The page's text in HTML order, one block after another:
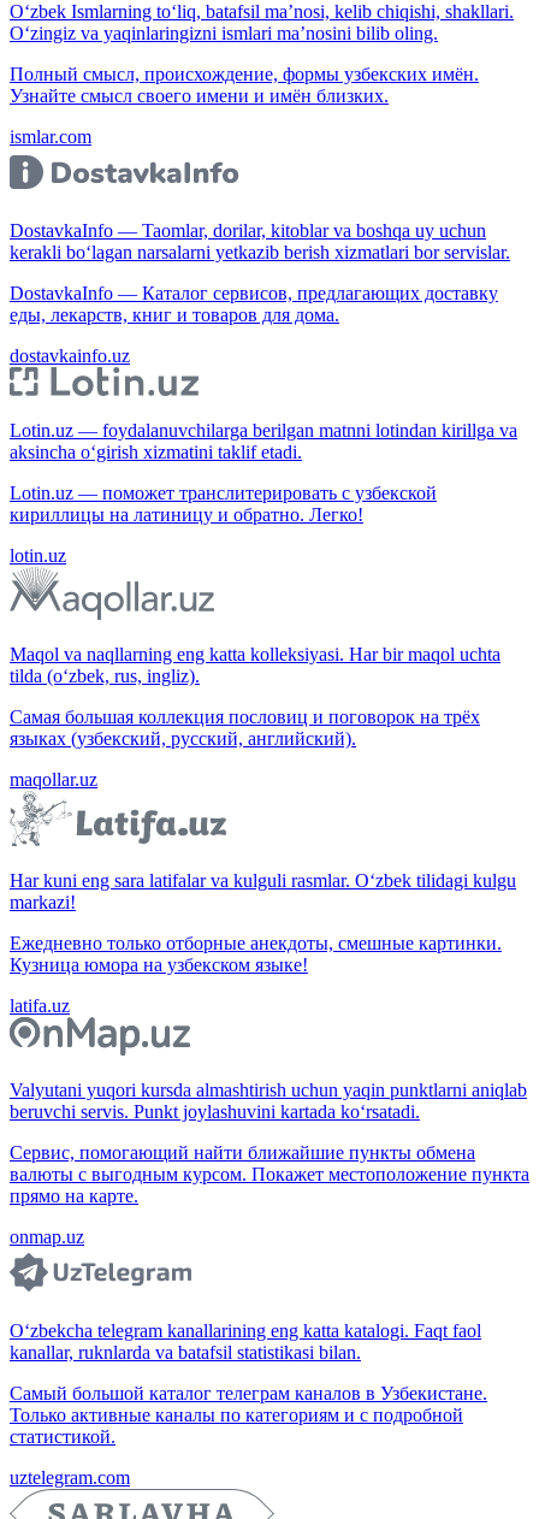
O‘zbek Ismlarning to‘liq, batafsil ma’nosi, kelib chiqishi, shakllari.
O‘zingiz va yaqinlaringizni ismlari ma’nosini bilib oling.
Полный смысл, происхождение, формы узбекских имён.
Узнайте смысл своего имени и имён близких.
ismlar.com
DostavkaInfo — Taomlar, dorilar, kitoblar va boshqa uy uchun
kerakli bo‘lagan narsalarni yetkazib berish xizmatlari bor servislar.
DostavkaInfo — Каталог сервисов, предлагающих доставку
еды, лекарств, книг и товаров для дома.
dostavkainfo.uz
Lotin.uz — foydalanuvchilarga berilgan matnni lotindan kirillga va
aksincha o‘girish xizmatini taklif etadi.
Lotin.uz — поможет транслитерировать с узбекской
кириллицы на латиницу и обратно. Легко!
lotin.uz
Maqol va naqllarning eng katta kolleksiyasi. Har bir maqol uchta
tilda (o‘zbek, rus, ingliz).
Самая большая коллекция пословиц и поговорок на трёх
языках (узбекский, русский, английский).
maqollar.uz
Har kuni eng sara latifalar va kulguli rasmlar. O‘zbek tilidagi kulgu
markazi!
Ежедневно только отборные анекдоты, смешные картинки.
Кузница юмора на узбекском языке!
latifa.uz
Valyutani yuqori kursda almashtirish uchun yaqin punktlarni aniqlab
beruvchi servis. Punkt joylashuvini kartada ko‘rsatadi.
Сервис, помогающий найти ближайшие пункты обмена
валюты с выгодным курсом. Покажет местоположение пункта
прямо на карте.
onmap.uz
O‘zbekcha telegram kanallarining eng katta katalogi. Faqt faol
kanallar, ruknlarda va batafsil statistikasi bilan.
Самый большой каталог телеграм каналов в Узбекистане.
Только активные каналы по категориям и с подробной
статистикой.
uztelegram.com